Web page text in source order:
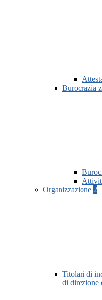
Burocrazia
Organizzazione 2
Titolari di
di direzione